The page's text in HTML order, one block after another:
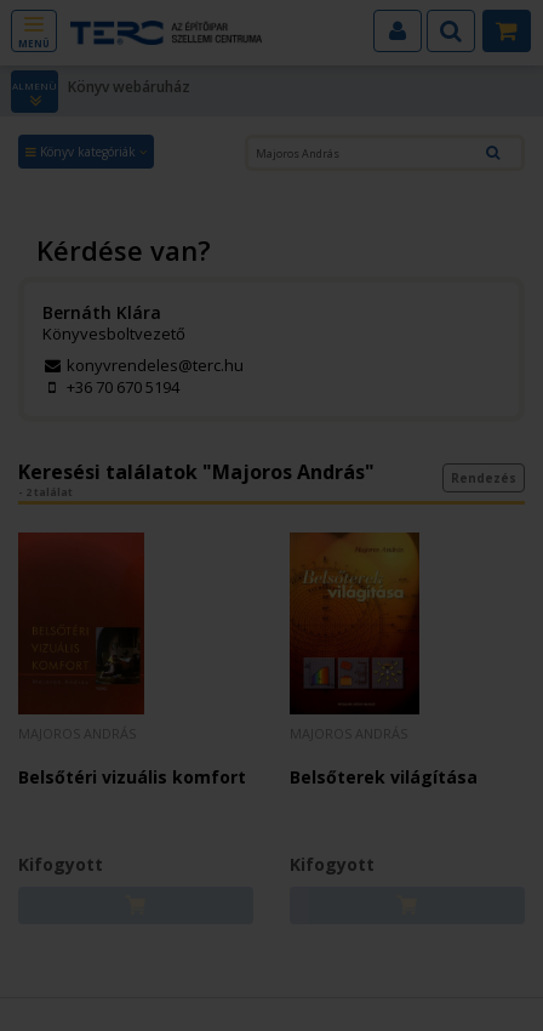
MENÜ
ALMENÜ Könyv webáruház
Könyv kategóriák
Kérdése van?
Bernáth Klára
Könyvesboltvezető
konyvrendeles@terc.hu
+36 70 670 5194
Keresési találatok "Majoros András"
- 2 találat
Rendezés
Belsőtéri vizuális komfort
Kifogyott
Belsőterek világítása
Kifogyott